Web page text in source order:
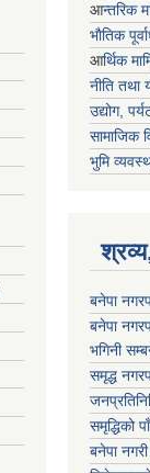
आन्तरिक
भाैतिक
आर्थिक
नीति तथा
उद्योग,
सामाजिक
भुमि
बनेपा
बनेपा
भगिनी
समृद्ध
समृद्धिको
बनेपा